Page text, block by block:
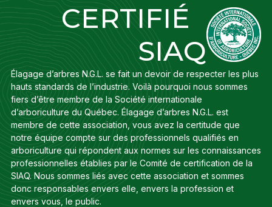
CERTIFIÉ
SIAQ
Élagage d’arbres N.G.L. se fait un devoir de respecter les plus
hauts standards de l’industrie. Voilà pourquoi nous sommes
fiers d’être membre de la Société internationale
d’arboriculture du Québec. Élagage d’arbres N.G.L. est
membre de cette association, vous avez la certitude que
notre équipe compte sur des professionnels qualifiés en
arboriculture qui répondent aux normes sur les connaissances
professionnelles établies par le Comité de certification de la
SIAQ. Nous sommes liés avec cette association et sommes
donc responsables envers elle, envers la profession et
envers vous, le public.